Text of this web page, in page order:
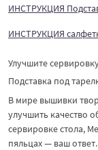
ИНСТРУКЦИЯ
ИНСТРУКЦИЯ
Улучшите
Подставка под
В мире вышивки
улучшить качество
сервировке стола,
пяльцах — ваш